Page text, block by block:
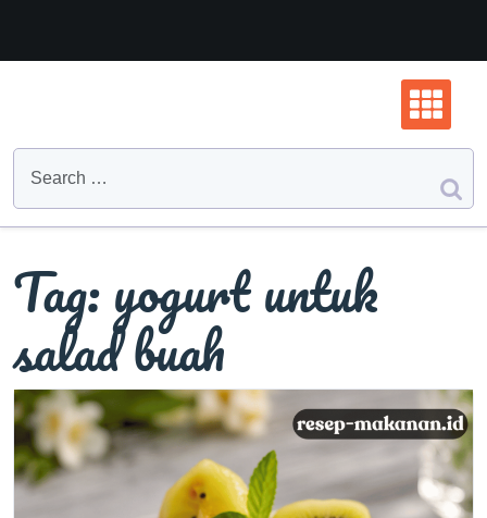
content
Tag:yogurt untuk
salad buah